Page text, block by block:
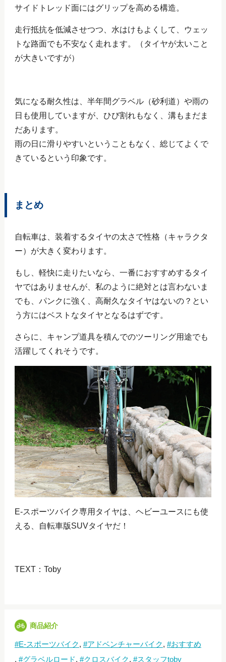
サイドトレッド面にはグリップを高める構造。
走行抵抗を低減させつつ、水はけもよくして、ウェッ
トな路面でも不安なく走れます。（タイヤが太いこと
が大きいですが）
気になる耐久性は、半年間グラベル（砂利道）や雨の
日も使用していますが、ひび割れもなく、溝もまだま
だあります。
雨の日に滑りやすいということもなく、総じてよくで
きているという印象です。
まとめ
自転車は、装着するタイヤの太さで性格（キャラクタ
ー）が大きく変わります。
もし、軽快に走りたいなら、一番におすすめするタイ
ヤではありませんが、私のように絶対とは言わないま
でも、パンクに強く、高耐久なタイヤはないの？とい
う方にはベストなタイヤとなるはずです。
さらに、キャンプ道具を積んでのツーリング用途でも
活躍してくれそうです。
E-スポーツバイク専用タイヤは、ヘビーユースにも使
える、自転車版SUVタイヤだ！
TEXT：Toby
商品紹介
E-スポーツバイク アドベンチャーバイク
おすすめ
グラベルロード
クロスバイク
スタッフtoby